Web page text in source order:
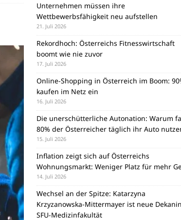
Unternehmen müssen ihre
Wettbewerbsfähigkeit neu aufstellen
21. Juli 2026
Rekordhoch: Österreichs Fitnesswirtschaft
boomt wie nie zuvor
17. Juli 2026
Online-Shopping in Österreich im Boom:
kaufen im Netz ein
16. Juli 2026
Die unerschütterliche Autonation: Warum
80% der Österreicher täglich ihr Auto
15. Juli 2026
Inflation zeigt sich auf Österreichs
Wohnungsmarkt: Weniger Platz für mehr
14. Juli 2026
Wechsel an der Spitze: Katarzyna
Krzyzanowska-Mittermayer ist neue
SFU-Medizinfakultät